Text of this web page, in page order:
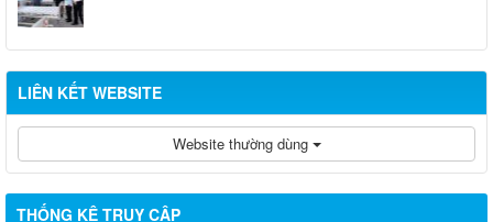
LIÊN KẾT WEBSITE
Website thường dùng
THỐNG KÊ TRUY CẬP